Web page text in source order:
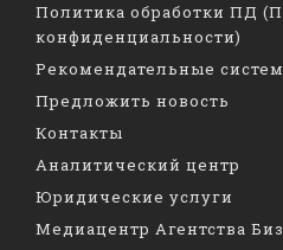
Политика обработки ПД
конфиденциальности)
Рекомендательные
Предложить новость
Контакты
Аналитический центр
Юридические услуги
Медиацентр Агентства